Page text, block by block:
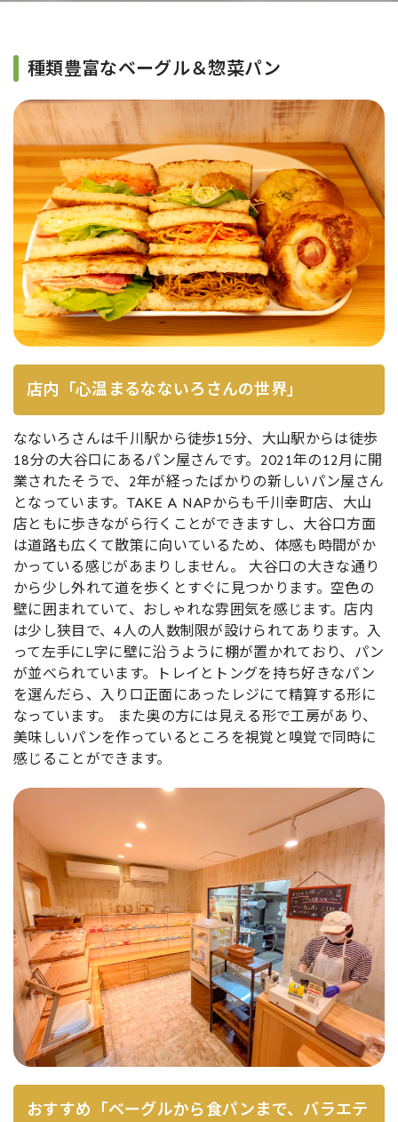
種類豊富なベーグル＆惣菜パン
店内「心温まるなないろさんの世界」
なないろさんは千川駅から徒歩15分、大山駅からは徒歩
18分の大谷口にあるパン屋さんです。2021年の12月に開
業されたそうで、2年が経ったばかりの新しいパン屋さん
となっています。TAKE A NAPからも千川幸町店、大山
店ともに歩きながら行くことができますし、大谷口方面
は道路も広くて散策に向いているため、体感も時間がか
かっている感じがあまりしません。 大谷口の大きな通り
から少し外れて道を歩くとすぐに見つかります。空色の
壁に囲まれていて、おしゃれな雰囲気を感じます。店内
は少し狭目で、4人の人数制限が設けられてあります。入
って左手にL字に壁に沿うように棚が置かれており、パン
が並べられています。トレイとトングを持ち好きなパン
を選んだら、入り口正面にあったレジにて精算する形に
なっています。 また奥の方には見える形で工房があり、
美味しいパンを作っているところを視覚と嗅覚で同時に
感じることができます。
おすすめ「ベーグルから食パンまで、バラエテ